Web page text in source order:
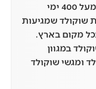
מתחילת המלחמה שרתתי מעל 400 ימי
שוקולד שמגיעות
מקום בארץ.
במגוון
ומגשי שוקולד